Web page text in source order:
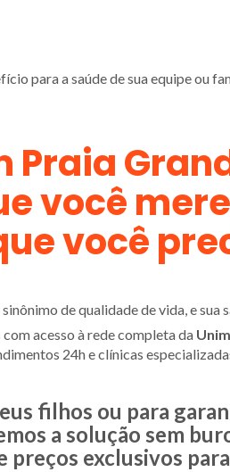
para a saúde de sua equipe ou
Praia
você
você
sinônimo de qualidade de vida, e sua
acesso à rede completa da
24h e clínicas
filhos ou para
a solução sem
exclusivos